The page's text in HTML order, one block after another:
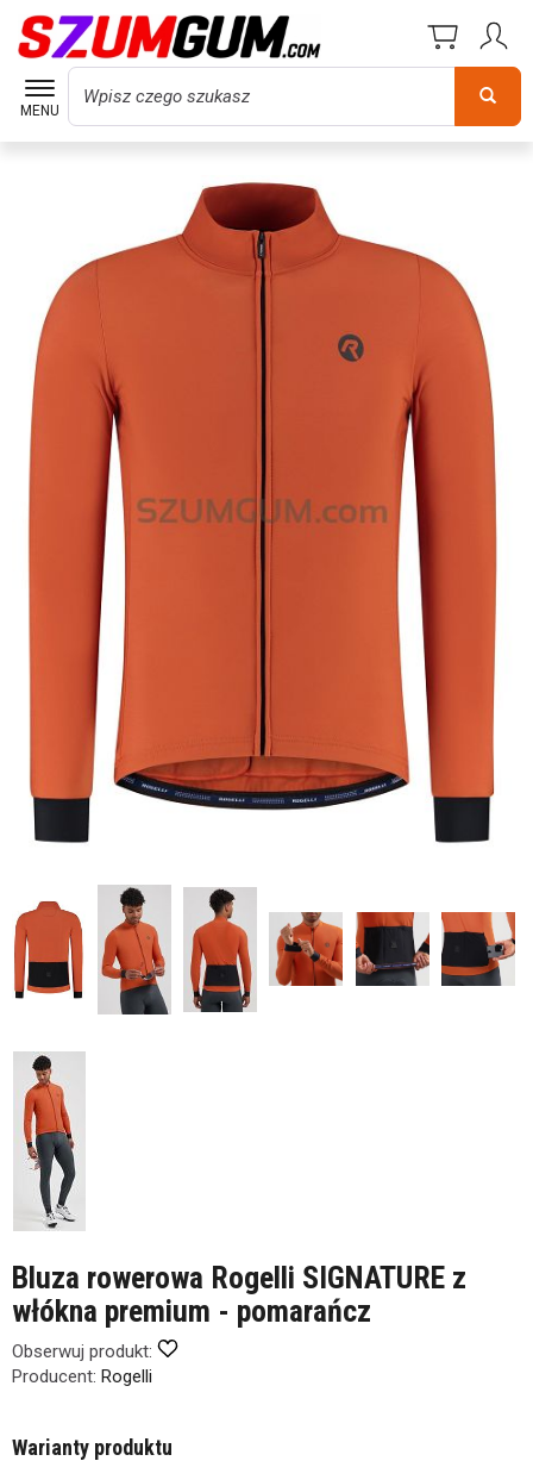
MENU
Wyszukaj
Bluza rowerowa Rogelli SIGNATURE z
włókna premium - pomarańcz
Obserwuj produkt:
Producent: Rogelli
Warianty produktu